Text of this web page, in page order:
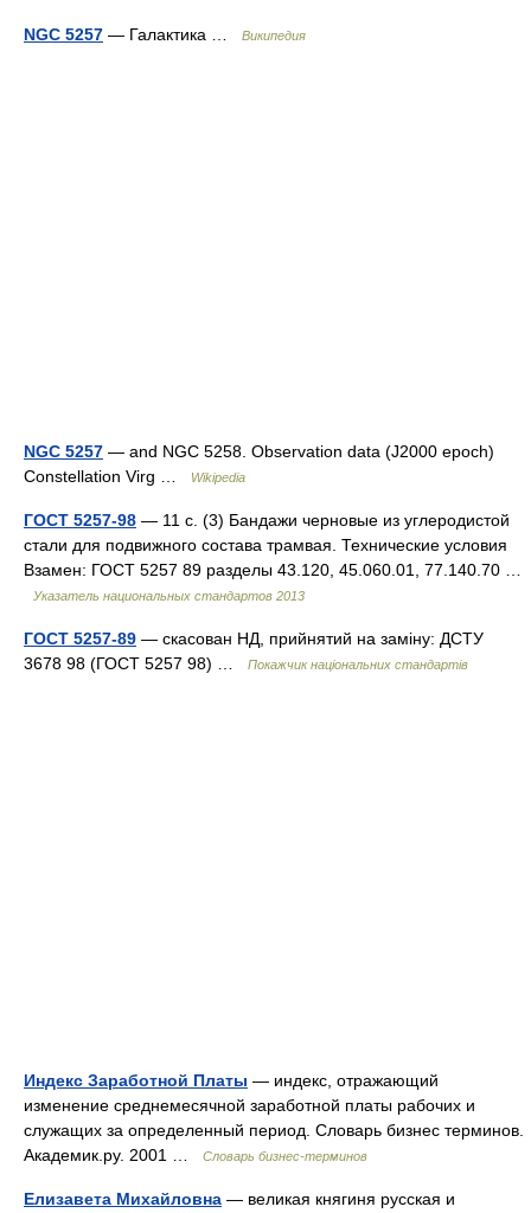
NGC 5257 — Галактика … Википедия
NGC 5257 — and NGC 5258. Observation data (J2000 epoch)
Constellation Virg …
Wikipedia
ГОСТ 5257-98 — 11 с. (3) Бандажи черновые из углеродистой
стали для подвижного состава трамвая. Технические условия
Взамен: ГОСТ 5257 89 разделы 43.120, 45.060.01, 77.140.70 …
Указатель национальных стандартов 2013
ГОСТ 5257-89 — скасован НД, прийнятий на заміну: ДСТУ
3678 98 (ГОСТ 5257 98) …
Покажчик національних стандартів
Индекс Заработной Платы — индекс, отражающий
изменение среднемесячной заработной платы рабочих и
служащих за определенный период. Словарь бизнес терминов.
Академик.ру. 2001 …
Словарь бизнес-терминов
Елизавета Михайловна — великая княгиня русская и